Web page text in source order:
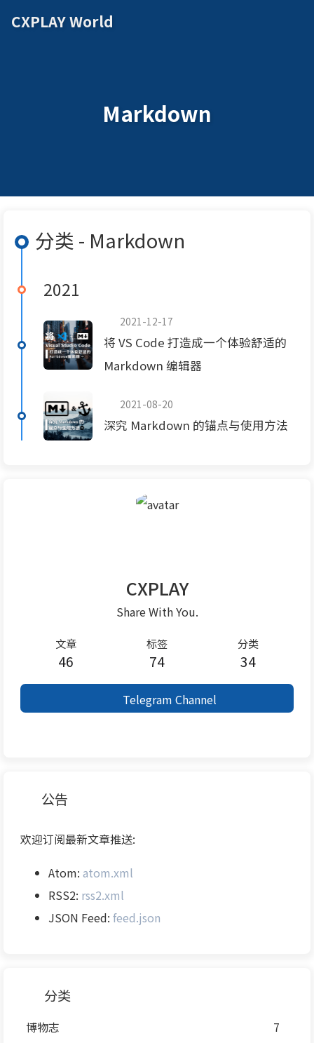
CXPLAY World
Markdown
分类 - Markdown
2021
2021-12-17
将 VS Code 打造成一个体验舒适的
Markdown 编辑器
2021-08-20
深究 Markdown 的锚点与使用方法
CXPLAY
Share With You.
文章
46
标签
74
分类
34
Telegram Channel
公告
欢迎订阅最新文章推送:
Atom: atom.xml
RSS2: rss2.xml
JSON Feed: feed.json
分类
博物志
7